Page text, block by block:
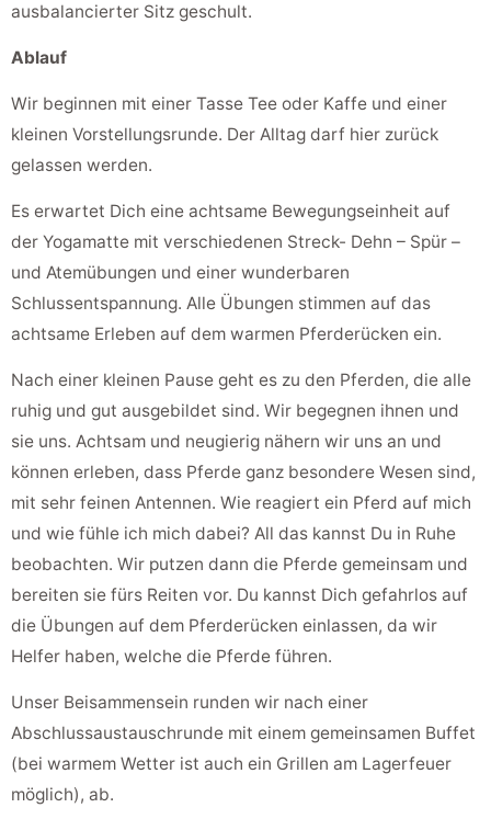
ausbalancierter Sitz geschult.
Ablauf
Wir beginnen mit einer Tasse Tee oder Kaffe und einer
kleinen Vorstellungsrunde. Der Alltag darf hier zurück
gelassen werden.
Es erwartet Dich eine achtsame Bewegungseinheit auf
der Yogamatte mit verschiedenen Streck- Dehn – Spür –
und Atemübungen und einer wunderbaren
Schlussentspannung. Alle Übungen stimmen auf das
achtsame Erleben auf dem warmen Pferderücken ein.
Nach einer kleinen Pause geht es zu den Pferden, die alle
ruhig und gut ausgebildet sind. Wir begegnen ihnen und
sie uns. Achtsam und neugierig nähern wir uns an und
können erleben, dass Pferde ganz besondere Wesen sind,
mit sehr feinen Antennen. Wie reagiert ein Pferd auf mich
und wie fühle ich mich dabei? All das kannst Du in Ruhe
beobachten. Wir putzen dann die Pferde gemeinsam und
bereiten sie fürs Reiten vor. Du kannst Dich gefahrlos auf
die Übungen auf dem Pferderücken einlassen, da wir
Helfer haben, welche die Pferde führen.
Unser Beisammensein runden wir nach einer
Abschlussaustauschrunde mit einem gemeinsamen Buffet
(bei warmem Wetter ist auch ein Grillen am Lagerfeuer
möglich), ab.